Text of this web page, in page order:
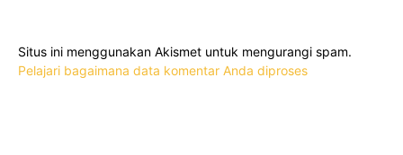
Situs ini menggunakan Akismet untuk mengurangi spam.
Pelajari bagaimana data komentar Anda diproses